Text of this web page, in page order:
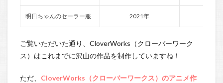
明日ちゃんのセーラー服 2021年
ご覧いただいた通り、CloverWorks（クローバーワーク
ス）はこれまでに沢山の作品を制作していますね！
ただ、 CloverWorks（クローバーワークス）のアニメ作